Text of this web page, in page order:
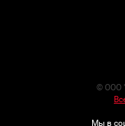
© ООО
Мы в